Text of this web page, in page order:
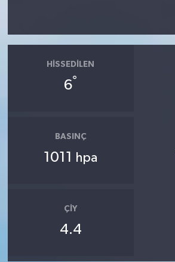
HISSEDILEN
6°
BASINÇ
1011 hpa
ÇIY
4.4